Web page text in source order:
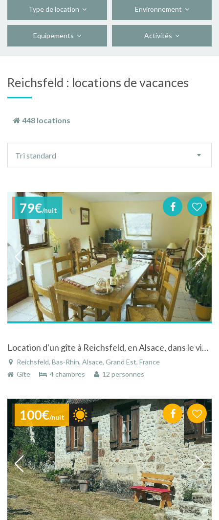
Type de location Environnement
Equipements Activités
Reichsfeld : locations de vacances
448 locations
tri
Tri standard
79€/nuit
Location d'un gîte à Reichsfeld, en Alsace, dans le vignoble du Bas-Rhin
Reichsfeld, Bas-Rhin, Alsace, Grand Est, France
Gîte
4 chambres 12 personnes
100€/nuit